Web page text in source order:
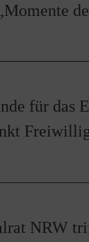
für das
NRW